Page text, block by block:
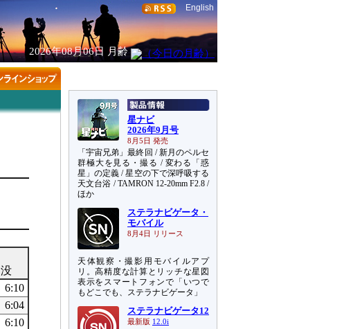
English
2026年08月06日 月齢
没
6:10
6:04
6:10
星ナビ
2026年9月号
8月5日 発売
「宇宙兄弟」最終回 / 新月のペルセ
群極大を見る・撮る / 変わる「惑
星」の定義 / 星空の下で深呼吸する
天文台浴 / TAMRON 12-20mm F2.8 /
ほか
ステラナビゲータ・
モバイル
8月4日 リリース
天体観察・撮影用モバイルアプ
リ。高精度な計算とリッチな星図
表示をスマートフォンで「いつで
もどこでも、ステラナビゲータ」
ステラナビゲータ12
最新版 12.0i